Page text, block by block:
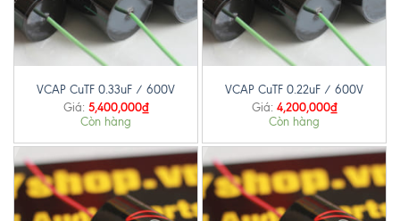
VCAP CuTF 0.33uF / 600V
Giá: 5,400,000₫
Còn hàng
VCAP CuTF 0.22uF / 600V
Giá: 4,200,000₫
Còn hàng